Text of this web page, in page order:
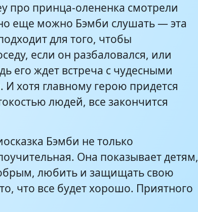
про принца-олененка смотрели
еще можно Бэмби слушать — эта
для того, чтобы
если он разбаловался, или
его ждет встреча с чудесными
И хотя главному герою придется
людей, все закончится
Бэмби не только
Она показывает детям,
любить и защищать свою
что все будет хорошо. Приятного